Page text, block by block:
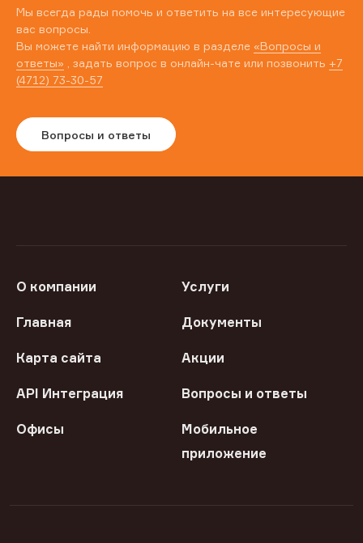
Мы всегда рады помочь и ответить на все интересующие
вас вопросы.
Вы можете найти информацию в разделе «Вопросы и
ответы» , задать вопрос в онлайн-чате или позвонить +7
(4712) 73-30-57
Вопросы и ответы
О компании Услуги
Главная Документы
Карта сайта Акции
API Интеграция Вопросы и ответы
Офисы
Мобильное
приложение